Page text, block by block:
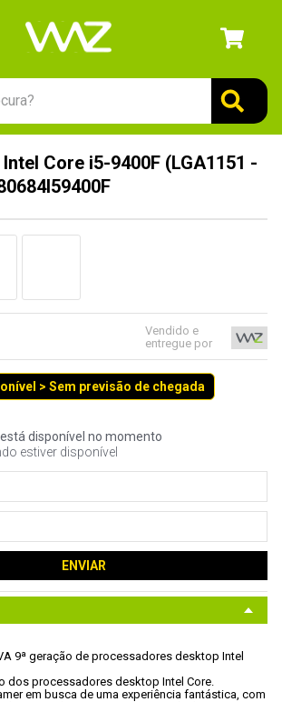
Core i5-9400F (LGA1151 -
Vendido e
entregue por
> Sem previsão de chegada
disponível no momento
estiver disponível
ENVIAR
9ª geração de processadores desktop Intel
dos processadores desktop Intel Core.
em busca de uma experiência fantástica, com
1º
gabinete
3º
ssd
5º
openbox
7º
jonsbo
8º
controle
noctua
10º fractal